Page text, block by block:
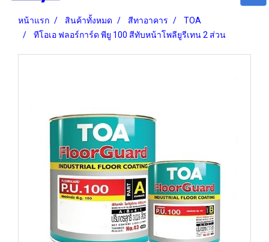
หน้าแรก สินค้าทั้งหมด สีทาอาคาร
TOA
ทีโอเอ ฟลอร์การ์ด พียู 100 สีทับหน้าโพลียูรีเทน 2 ส่วน